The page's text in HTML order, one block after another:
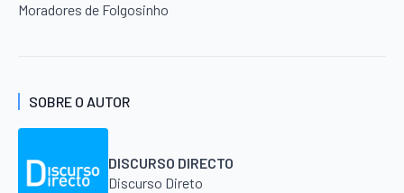
Moradores de Folgosinho
SOBRE O AUTOR
DISCURSO DIRECTO
Discurso Direto